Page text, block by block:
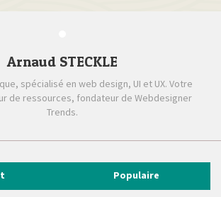
Arnaud STECKLE
spécialisé en web design, UI et UX. Votre
de ressources, fondateur de Webdesigner
Trends.
Populaire